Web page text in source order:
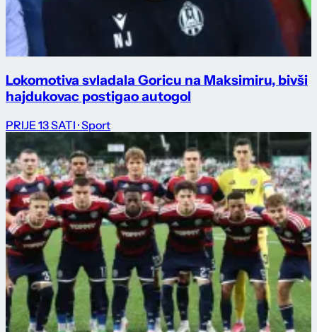
Lokomotiva svladala Goricu na Maksimiru, bivši
hajdukovac postigao autogol
PRIJE 13 SATI · Sport